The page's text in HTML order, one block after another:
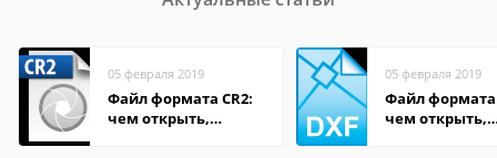
05 февраля 2019
Файл формата CR2:
чем открыть,
05 февраля 2019
Файл формата
чем открыть,